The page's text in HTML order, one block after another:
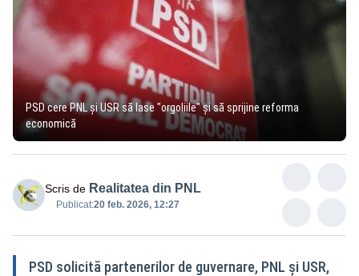
PSD cere PNL și USR să lase "orgoliile" și să sprijine reforma
economică
Scris de Realitatea din PNL
Publicat:20 feb. 2026, 12:27
PSD solicită partenerilor de guvernare, PNL și USR,